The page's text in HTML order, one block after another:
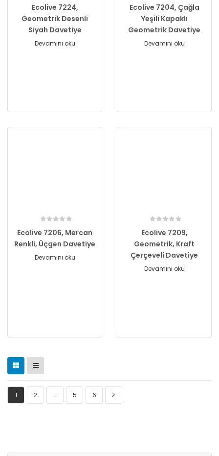
Ecolive 7224,
Geometrik Desenli
Siyah Davetiye
Devamını oku
Ecolive 7204, Çağla
Yeşili Kapaklı
Geometrik Davetiye
Devamını oku
Ecolive 7206, Mercan
Renkli, Üçgen Davetiye
Devamını oku
Ecolive 7209,
Geometrik, Kraft
Çerçeveli Davetiye
Devamını oku
1 2 … 5 6